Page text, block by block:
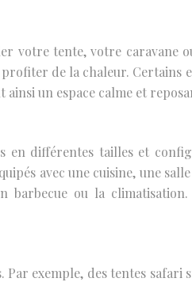
votre tente, votre caravane
de la chaleur. Certains
un espace calme et
en différentes tailles et
avec une cuisine, une
barbecue ou la
exemple, des tentes safari